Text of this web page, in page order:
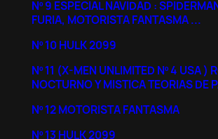
Nº 9 ESPECIAL NAVIDAD :
FURIA, MOTORISTA FANTASMA ...
Nº 10 HULK 2099
Nº 11 (X-MEN UNLIMITED Nº 4 USA )
NOCTURNO Y MISTICA TEORIAS DE
Nº 12 MOTORISTA FANTASMA
Nº 13 HULK 2099